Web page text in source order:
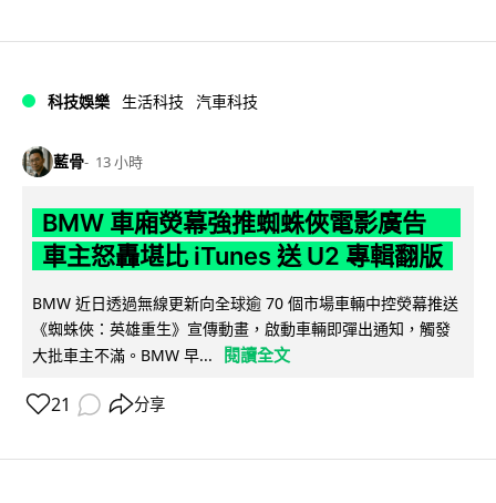
科技娛樂 生活科技 汽車科技
藍骨 13 小時
BMW 車廂熒幕強推蜘蛛俠電影廣告
車主怒轟堪比 iTunes 送 U2 專輯翻版
BMW 近日透過無線更新向全球逾 70 個市場車輛中控熒幕推送
《蜘蛛俠：英雄重生》宣傳動畫，啟動車輛即彈出通知，觸發
大批車主不滿。BMW 早...
閱讀全文
21 分享